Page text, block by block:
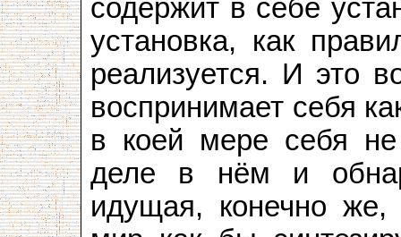
содержит в себе
установка, как
реализуется. И это
воспринимает себя
в коей мере себя
деле в нём и
идущая, конечно же,